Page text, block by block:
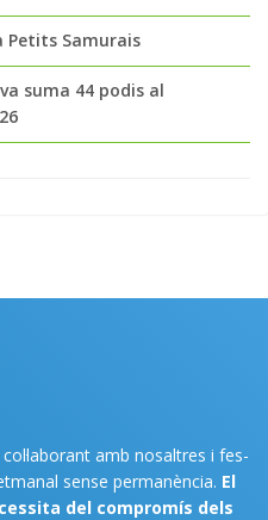
Petits Samurais
suma 44 podis al
amb nosaltres i fes-
sense permanència. El
del compromís dels